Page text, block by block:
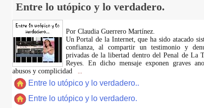
Entre lo utópico y lo verdadero.
Por Claudia Guerrero Martínez.
​Un Portal de la Internet, que ha sido atacado
confianza, al compartir un testimonio y
privadas de la libertad dentro del Penal de La
Reyes. En dicho mensaje exponen graves
abusos y complicidad
Entre lo utópico y lo verdadero..
Entre lo utópico y lo verdadero.